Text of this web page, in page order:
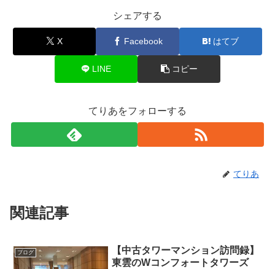
シェアする
X Facebook はてブ
LINE コピー
てりあをフォローする
てりあ
関連記事
ブログ
【中古タワーマンション訪問録】
東雲のWコンフォートタワーズ